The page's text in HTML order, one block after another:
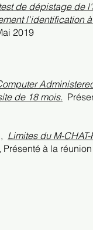
de dépistage de
l'identification
2019
de 18 mois.
Limites du M-
Présenté à la